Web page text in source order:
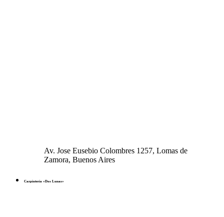
Av. Jose Eusebio Colombres 1257, Lomas de
Zamora, Buenos Aires
Carpintería «Dos Lunas»